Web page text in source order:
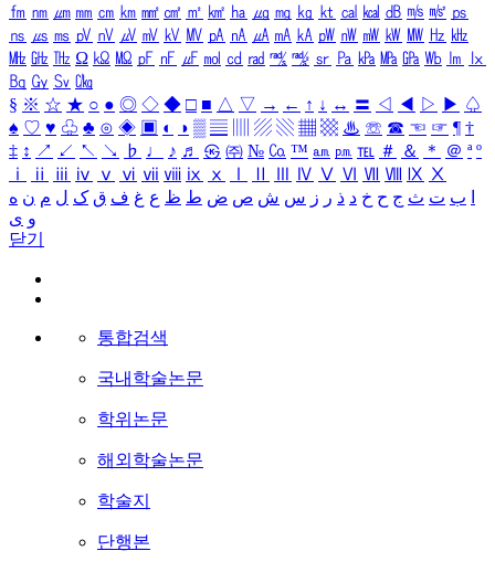
㎙ ㎚ ㎛ ㎜ ㎝ ㎞ ㎟ ㎠ ㎡ ㎢ ㏊ ㎍ ㎎ ㎏ ㏏ ㎈ ㎉ ㏈ ㎧ ㎨ ㎰
㎱ ㎲ ㎳ ㎴ ㎵ ㎶ ㎷ ㎸ ㎹ ㎀ ㎁ ㎂ ㎃ ㎄ ㎺ ㎻ ㎽ ㎾ ㎿ ㎐ ㎑
㎒ ㎓ ㎔ Ω ㏀ ㏁ ㎊ ㎋ ㎌ ㏖ ㏅ ㎭ ㎮ ㎯ ㏛ ㎩ ㎪ ㎫ ㎬ ㏝ ㏐
㏓
㏃ ㏉ ㏜ ㏆
§ ※ ☆ ★ ○ ● ◎ ◇ ◆ □ ■ △ ▽ → ← ↑ ↓ ↔ 〓 ◁ ◀ ▷ ▶ ♤
♠ ♡ ♥ ♧ ♣ ⊙ ◈ ▣ ◐ ◑ ▒ ▤ ▨ ▧ ▦ ▩ ♨ ☏ ☎ ☜ ☞ ¶ †
‡ ↕ ↗ ↙ ↖ ↘ ♭ ♩ ♪ ♬ ㉿ ㈜ № ㏇ ™ ㏂ ㏘ ℡ ＃ ＆ ＊ ＠ ª º
ⅰ
ⅱ ⅲ ⅳ ⅴ ⅵ ⅶ ⅷ ⅸ ⅹ Ⅳ Ⅴ Ⅵ Ⅶ Ⅷ Ⅸ Ⅹ
ب ت ث ج ح خ د ذ ر ز س ش ص ض ط ظ ع غ ف ق ک ل م ن ه
و ی
닫기
통합검색
국내학술논문
학위논문
해외학술논문
학술지
단행본